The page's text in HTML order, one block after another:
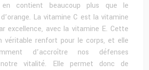
contient beaucoup plus que le
La vitamine C est la vitamine
excellence, avec la vitamine E. Cette
véritable renfort pour le corps, et elle
d’accroître nos défenses
vitalité. Elle permet donc de